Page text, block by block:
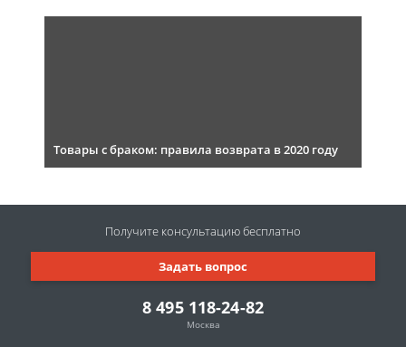
Товары с браком: правила возврата в 2020 году
8 495 118-24-82
Москва
Задать вопрос
Получите консультациюбесплатно